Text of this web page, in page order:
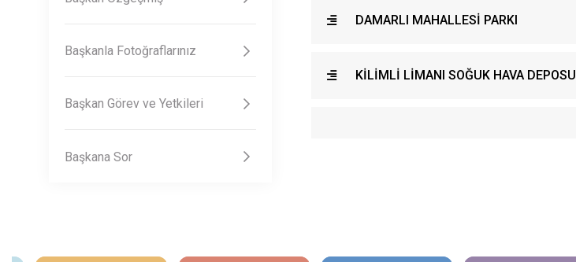
Başkanla Fotoğraflarınız
Başkan Görev ve Yetkileri
Başkana Sor
DAMARLI MAHALLESİ PARKI
KİLİMLİ LİMANI SOĞUK HAVA DEPOSU